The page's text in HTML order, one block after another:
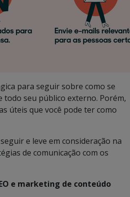
para seguir sobre como se
todo seu público externo. Porém,
úteis que você pode ter como
e leve em consideração na
de comunicação com os
e marketing de conteúdo